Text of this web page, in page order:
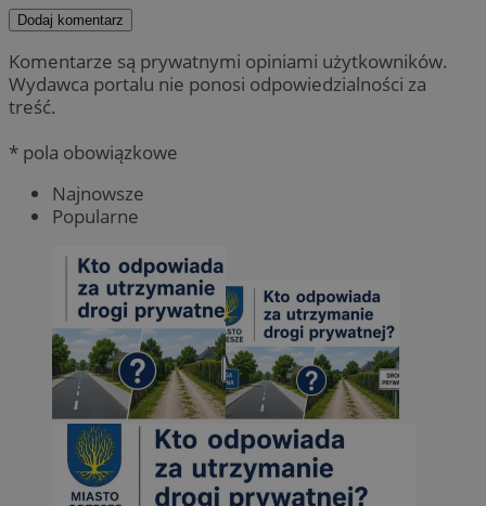
Dodaj komentarz
Komentarze są prywatnymi opiniami użytkowników.
Wydawca portalu nie ponosi odpowiedzialności za
treść.
* pola obowiązkowe
Najnowsze
Popularne